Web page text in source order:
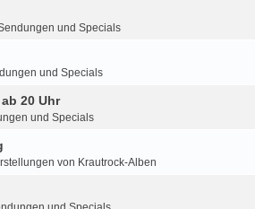
und Specials
und Specials
20 Uhr
und Specials
von Krautrock-Alben